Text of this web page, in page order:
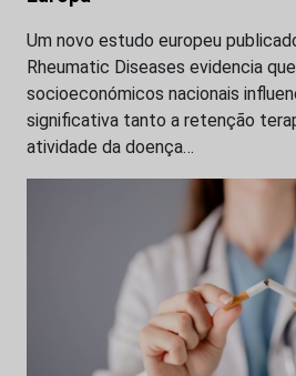
Um novo estudo europeu
Rheumatic Diseases evidencia
socioeconómicos nacionais
significativa tanto a retenção
atividade da doença…